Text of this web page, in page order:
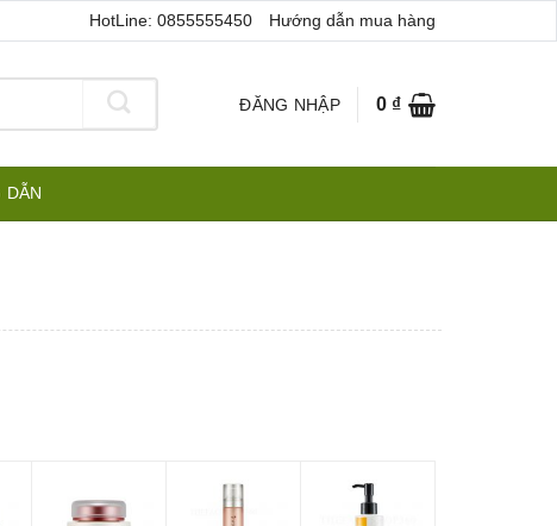
HotLine: 0855555450 Hướng dẫn mua hàng
ĐĂNG NHẬP 0 ₫
DẪN